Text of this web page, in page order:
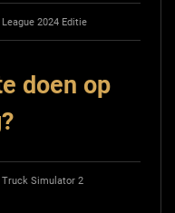
2024 Editie
doen op
Truck Simulator 2